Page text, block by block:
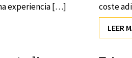
experiencia […]
coste
LEER